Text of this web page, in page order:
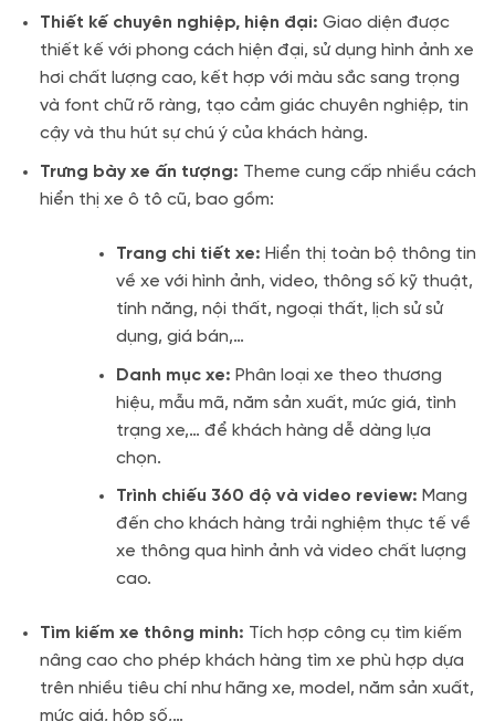
Thiết kế chuyên nghiệp, hiện đại: Giao diện được
thiết kế với phong cách hiện đại, sử dụng hình ảnh xe
hơi chất lượng cao, kết hợp với màu sắc sang trọng
và font chữ rõ ràng, tạo cảm giác chuyên nghiệp, tin
cậy và thu hút sự chú ý của khách hàng.
Trưng bày xe ấn tượng: Theme cung cấp nhiều cách
hiển thị xe ô tô cũ, bao gồm:
Trang chi tiết xe: Hiển thị toàn bộ thông tin
về xe với hình ảnh, video, thông số kỹ thuật,
tính năng, nội thất, ngoại thất, lịch sử sử
dụng, giá bán,…
Danh mục xe: Phân loại xe theo thương
hiệu, mẫu mã, năm sản xuất, mức giá, tình
trạng xe,… để khách hàng dễ dàng lựa
chọn.
Trình chiếu 360 độ và video review: Mang
đến cho khách hàng trải nghiệm thực tế về
xe thông qua hình ảnh và video chất lượng
cao.
Tìm kiếm xe thông minh: Tích hợp công cụ tìm kiếm
nâng cao cho phép khách hàng tìm xe phù hợp dựa
trên nhiều tiêu chí như hãng xe, model, năm sản xuất,
mức giá, hộp số,…